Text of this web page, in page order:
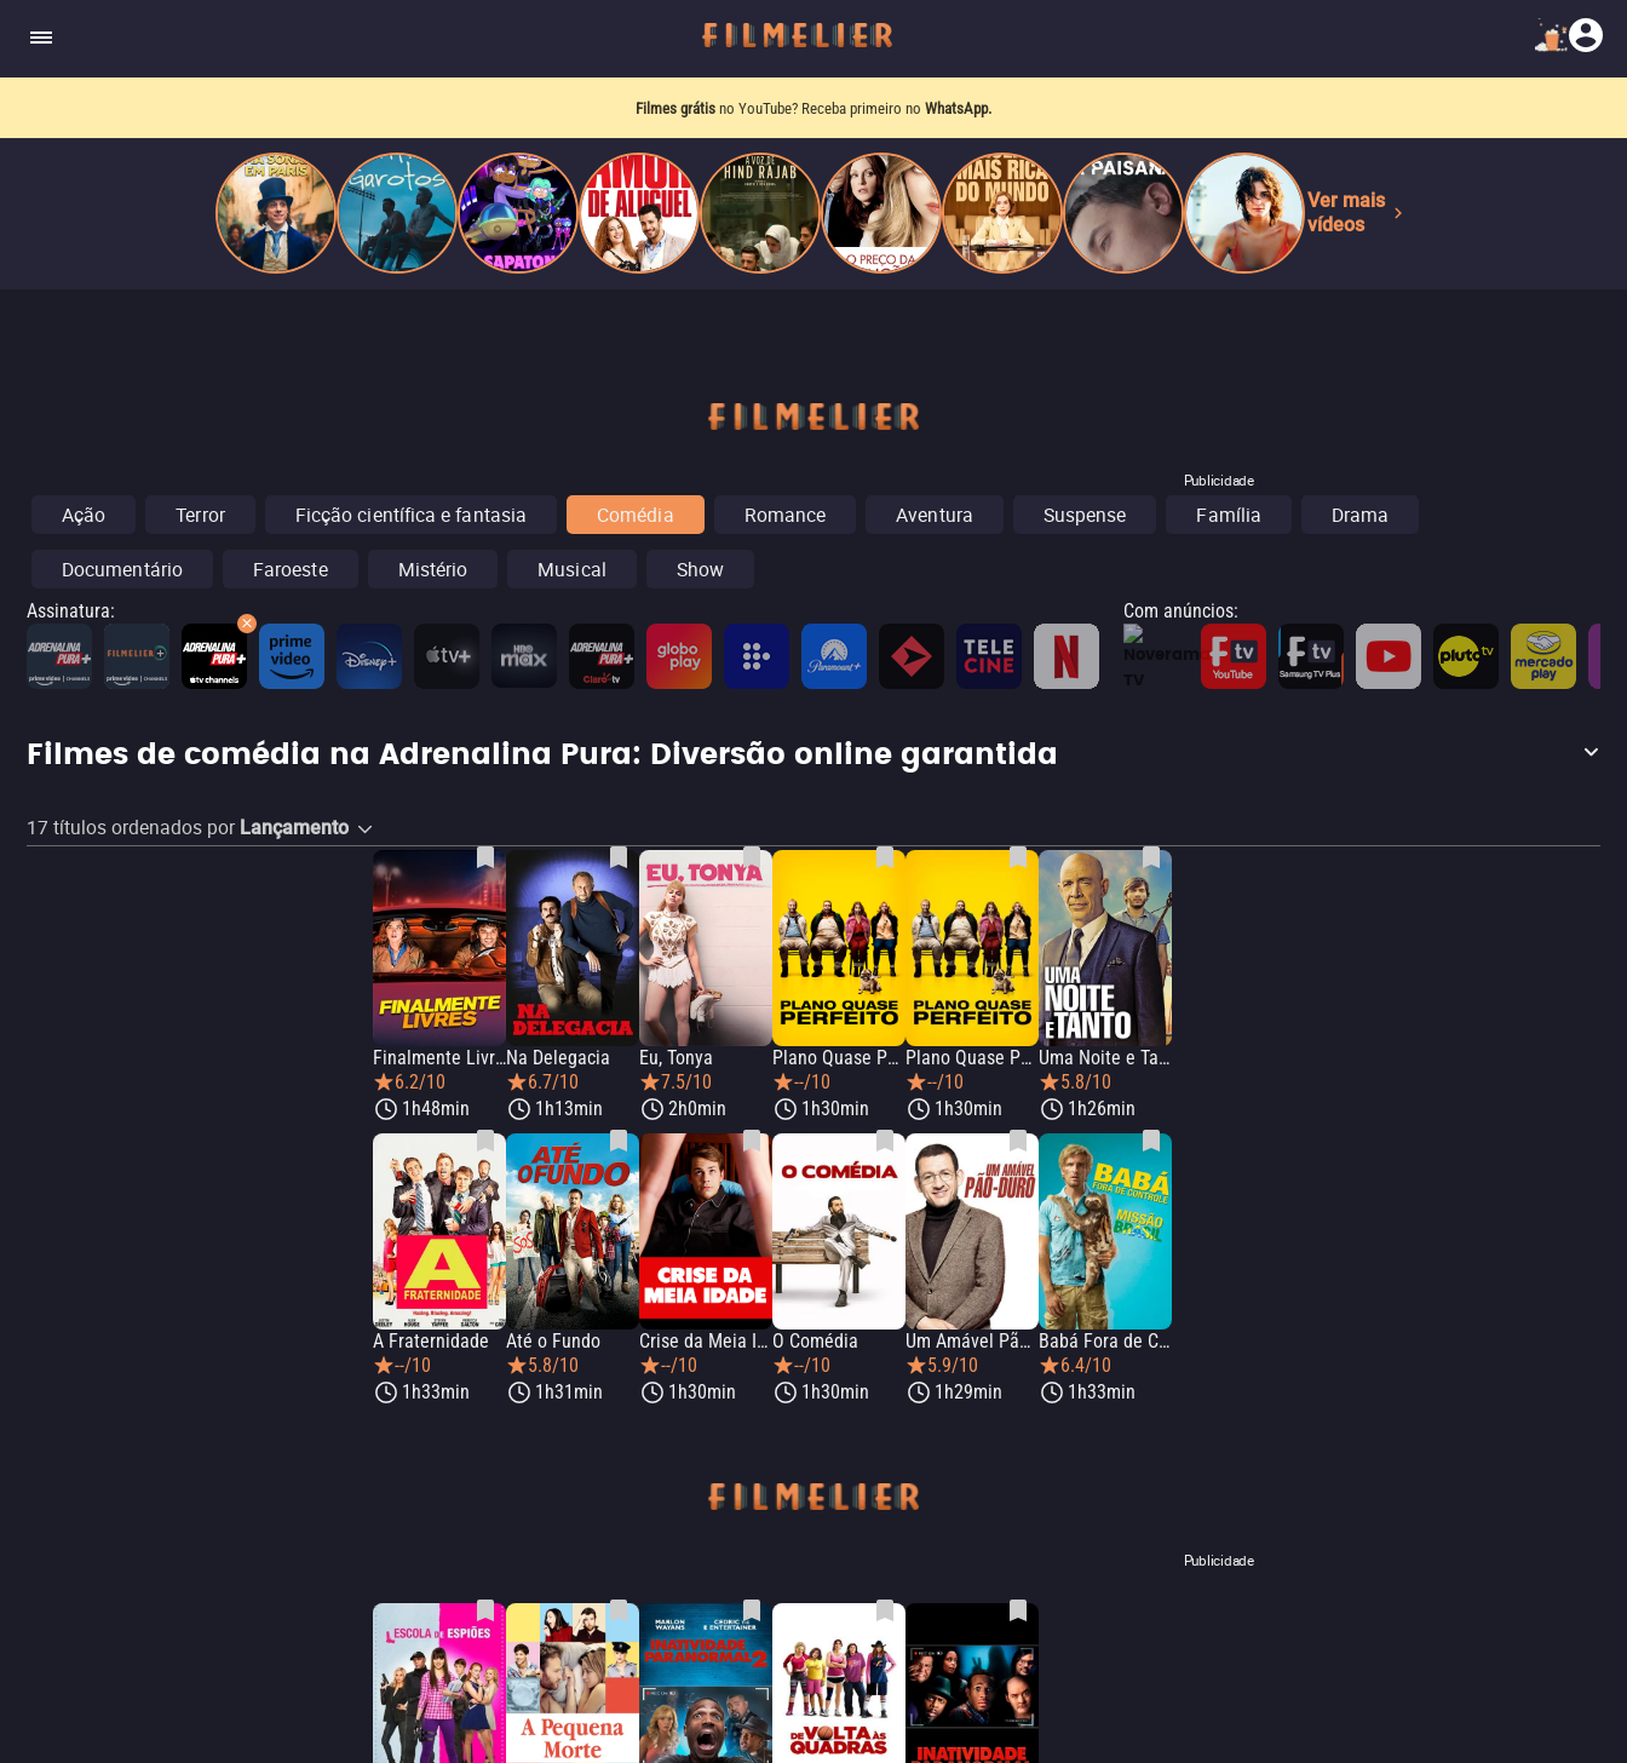
Ver mais
vídeos
Filmes grátis no YouTube? Receba primeiro no WhatsApp.
Publicidade
Ação Terror Ficção científica e fantasia Comédia Romance Aventura Suspense Família Drama
Documentário Faroeste Mistério Musical Show
Assinatura: Com anúncios:
Filmes de comédia na Adrenalina Pura: Diversão online garantida
17 títulos ordenados por Lançamento
Finalmente Livres
6.2/10
1h48min
Na Delegacia
6.7/10
1h13min
Eu, Tonya
7.5/10
2h0min
Plano Quase Perfeito
--/10
1h30min
Plano Quase Perfeito
--/10
1h30min
Uma Noite e Tanto
5.8/10
1h26min
A Fraternidade
--/10
1h33min
Até o Fundo
5.8/10
1h31min
Crise da Meia Idade
--/10
1h30min
O Comédia
--/10
1h30min
Um Amável Pão-Duro
5.9/10
1h29min
Babá Fora de Controle: Operação Brasil
6.4/10
1h33min
Publicidade
Paris
meio a círculos aristocráticos e reais.